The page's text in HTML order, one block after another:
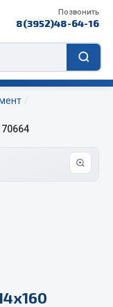
Позвонить
8(3952)48-64-16
70664